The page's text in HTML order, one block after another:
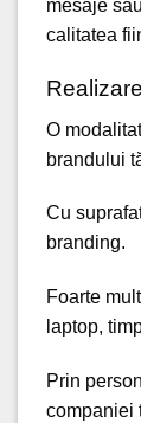
mesaje
calitatea
O
brandului
Cu
branding.
Foarte
laptop,
Prin
companiei